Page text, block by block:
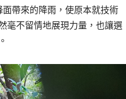
帶來的降雨，使原本就技術
毫不留情地展現力量，也讓選